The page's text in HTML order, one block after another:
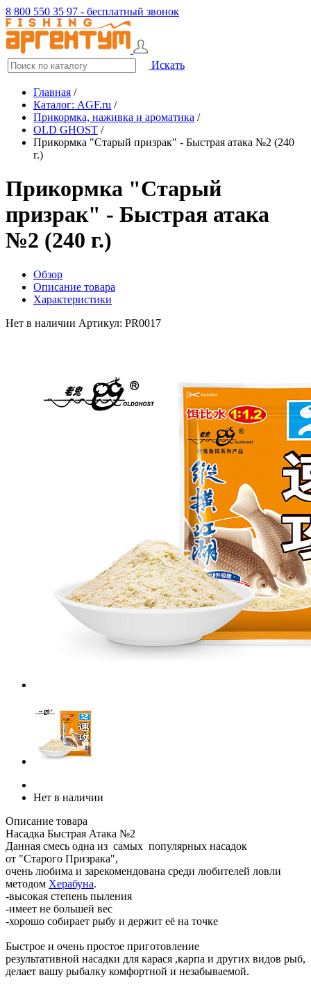
8 800 550 35 97 - бесплатный звонок
Искать
Главная /
Каталог: AGF.ru /
Прикормка, наживка и ароматика /
OLD GHOST /
Прикормка "Старый призрак" - Быстрая атака №2 (240
г.)
Прикормка "Старый
призрак" - Быстрая атака
№2 (240 г.)
Обзор
Описание товара
Характеристики
Нет в наличии Артикул: PR0017
Нет в наличии
Описание товара
Насадка Быстрая Атака №2
Данная смесь одна из самых популярных насадок
от "Старого Призрака",
очень любима и зарекомендована среди любителей ловли
методом Херабуна.
-высокая степень пыления
-имеет не большей вес
-хорошо собирает рыбу и держит её на точке
Быстрое и очень простое приготовление
результативной насадки для карася ,карпа и других видов рыб,
делает вашу рыбалку комфортной и незабываемой.